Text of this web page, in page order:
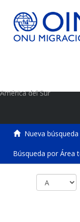
América del Sur
Nueva búsqueda
Búsqueda por Área